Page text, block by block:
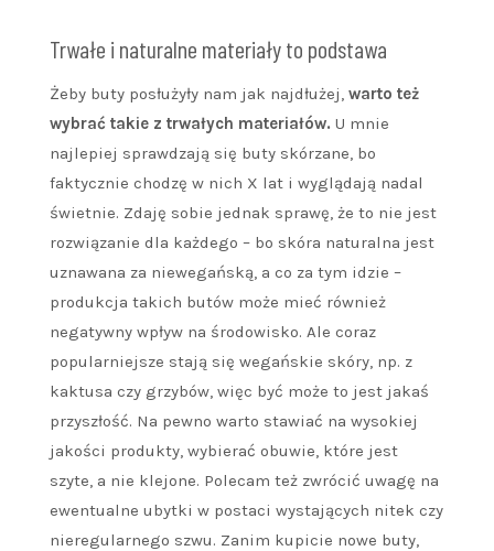
Trwałe i naturalne materiały to podstawa
Żeby buty posłużyły nam jak najdłużej, warto też
wybrać takie z trwałych materiałów. U mnie
najlepiej sprawdzają się buty skórzane, bo
faktycznie chodzę w nich X lat i wyglądają nadal
świetnie. Zdaję sobie jednak sprawę, że to nie jest
rozwiązanie dla każdego – bo skóra naturalna jest
uznawana za niewegańską, a co za tym idzie –
produkcja takich butów może mieć również
negatywny wpływ na środowisko. Ale coraz
popularniejsze stają się wegańskie skóry, np. z
kaktusa czy grzybów, więc być może to jest jakaś
przyszłość. Na pewno warto stawiać na wysokiej
jakości produkty, wybierać obuwie, które jest
szyte, a nie klejone. Polecam też zwrócić uwagę na
ewentualne ubytki w postaci wystających nitek czy
nieregularnego szwu. Zanim kupicie nowe buty,